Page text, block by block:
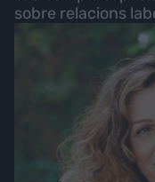
sobre relacions